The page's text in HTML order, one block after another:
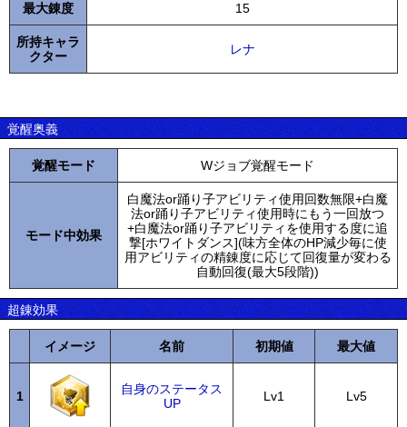
最大錬度 15
所持キャラ
クター
レナ
覚醒奥義
覚醒モード Wジョブ覚醒モード
モード中効果
白魔法or踊り子アビリティ使用回数無限+白魔
法or踊り子アビリティ使用時にもう一回放つ
+白魔法or踊り子アビリティを使用する度に追
撃[ホワイトダンス](味方全体のHP減少毎に使
用アビリティの精錬度に応じて回復量が変わる
自動回復(最大5段階))
超錬効果
イメージ 名前 初期値 最大値
1
自身のステータス
UP
Lv1 Lv5